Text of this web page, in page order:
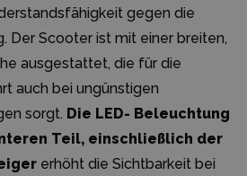
gegen die
Der Scooter ist mit einer breiten,
ausgestattet, die für die
auch bei ungünstigen
sorgt. Die LED- Beleuchtung
Teil, einschließlich der
erhöht die Sichtbarkeit bei